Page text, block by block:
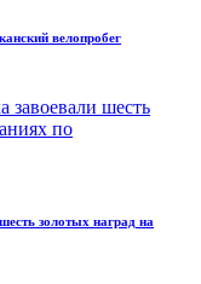
велопробег
золотых наград на